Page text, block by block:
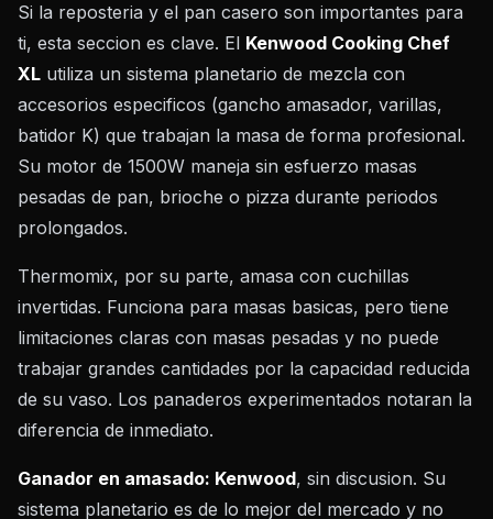
Si la reposteria y el pan casero son importantes para
ti, esta seccion es clave. El Kenwood Cooking Chef
XL utiliza un sistema planetario de mezcla con
accesorios especificos (gancho amasador, varillas,
batidor K) que trabajan la masa de forma profesional.
Su motor de 1500W maneja sin esfuerzo masas
pesadas de pan, brioche o pizza durante periodos
prolongados.
Thermomix, por su parte, amasa con cuchillas
invertidas. Funciona para masas basicas, pero tiene
limitaciones claras con masas pesadas y no puede
trabajar grandes cantidades por la capacidad reducida
de su vaso. Los panaderos experimentados notaran la
diferencia de inmediato.
Ganador en amasado: Kenwood, sin discusion. Su
sistema planetario es de lo mejor del mercado y no